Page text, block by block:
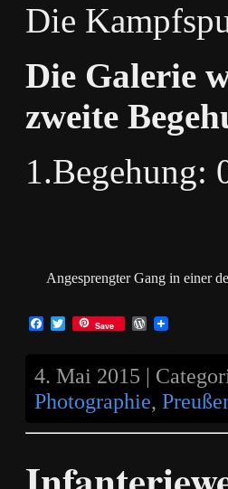
Die
Die Galerie
zweite
1.Begehung:
Angesprengter Gang in einer
Facebook
TwitterSave WordPress
4. Mai 2015 |
Photographie,